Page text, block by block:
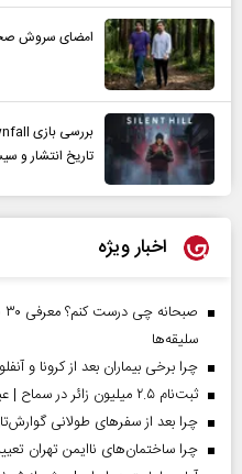
امضای سروش
تاریخ انتشار و
اخبار ویژه
سلیقه‌ها
چرا برخی بیماران بعد از کرونا و
ثبت‌نام ۲.۵ میلیون زائر در سماح | عبور ۱.۷ میلیون نفر از مرز‌های اربعین
چرا بعد از سفرهای طولانی
چرا ساختمان‌های ناایمن تهران